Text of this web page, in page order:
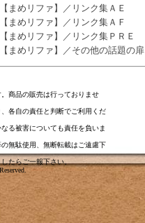
まめリファ】／リンク集ＡＥ
まめリファ】／リンク集ＡＦ
まめリファ】／リンク集ＰＲＥ
まめリファ】／その他の話題の扉
商品の販売は行っておりませ
各自の責任と判断でご利用くだ
る被害についても責任を負いま
無駄使用、無断転載はご遠慮下
たら ご一報下さい